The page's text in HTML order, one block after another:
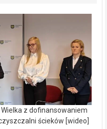
Wielka z dofinansowaniem
ścieków [wideo]